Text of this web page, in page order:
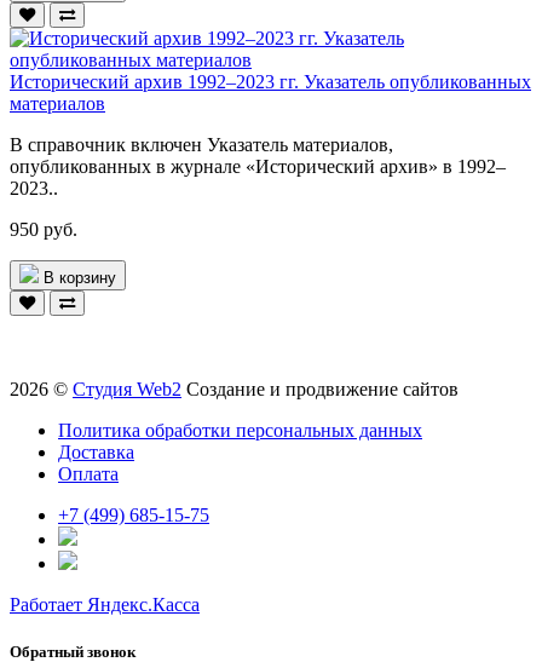
Исторический архив 1992–2023 гг. Указатель опубликованных
материалов
В справочник включен Указатель материалов,
опубликованных в журнале «Исторический архив» в 1992–
2023..
950 руб.
В корзину
2026 © Студия Web2 Создание и продвижение сайтов
Политика обработки персональных данных
Доставка
Оплата
+7 (499) 685-15-75
Работает Яндекс.Касса
Обратный звонок